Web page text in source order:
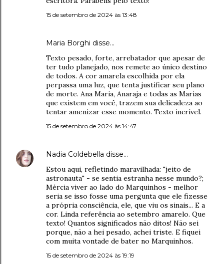
15 de setembro de 2024 às 13:48
Maria Borghi disse…
Texto pesado, forte, arrebatador que apesar de
ter tudo planejado, nos remete ao único destino
de todos. A cor amarela escolhida por ela
perpassa uma luz, que tenta justificar seu plano
de morte. Ana Maria, Anaraja e todas as Marias
que existem em você, trazem sua delicadeza ao
tentar amenizar esse momento. Texto incrível.
15 de setembro de 2024 às 14:47
Nadia Coldebella disse…
Estou aqui, refletindo maravilhada: "jeito de
astronauta" - se sentia estranha nesse mundo?;
Mércia viver ao lado do Marquinhos - melhor
seria se isso fosse uma pergunta que ele fizesse
a própria consciência, ele, que viu os sinais... E a
cor. Linda referência ao setembro amarelo. Que
texto! Quantos significados não ditos! Não sei
porque, não a hei pesado, achei triste. E fiquei
com muita vontade de bater no Marquinhos.
15 de setembro de 2024 às 19:19